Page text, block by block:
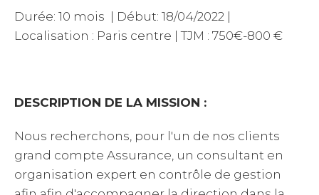
Durée: 10 mois | Début: 18/04/2022 |
Localisation : Paris centre | TJM : 750€-800 €
DESCRIPTION DE LA MISSION :
Nous recherchons, pour l'un de nos clients
grand compte Assurance, un consultant en
organisation expert en contrôle de gestion